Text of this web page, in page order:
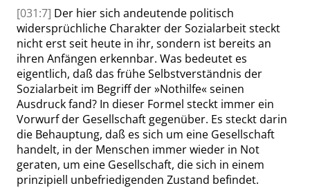
[031:7] Der hier sich andeutende politisch
widersprüchliche Charakter der Sozialarbeit steckt
nicht erst seit heute in ihr, sondern ist bereits an
ihren Anfängen erkennbar. Was bedeutet es
eigentlich, daß das frühe Selbstverständnis der
Sozialarbeit im Begriff der»Nothilfe«seinen
Ausdruck fand? In dieser Formel steckt immer ein
Vorwurf der Gesellschaft gegenüber. Es steckt darin
die Behauptung, daß es sich um eine Gesellschaft
handelt, in der Menschen immer wieder in Not
geraten, um eine Gesellschaft, die sich in einem
prinzipiell unbefriedigenden Zustand befindet.